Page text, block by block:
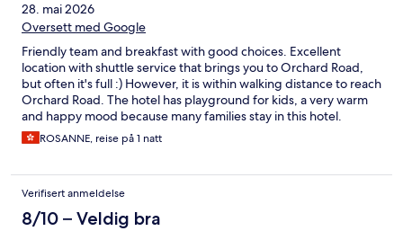
28. mai 2026
Oversett med Google
Friendly team and breakfast with good choices. Excellent
location with shuttle service that brings you to Orchard Road,
but often it's full :) However, it is within walking distance to reach
Orchard Road. The hotel has playground for kids, a very warm
and happy mood because many families stay in this hotel.
ROSANNE, reise på 1 natt
Verifisert anmeldelse
8/10 – Veldig bra